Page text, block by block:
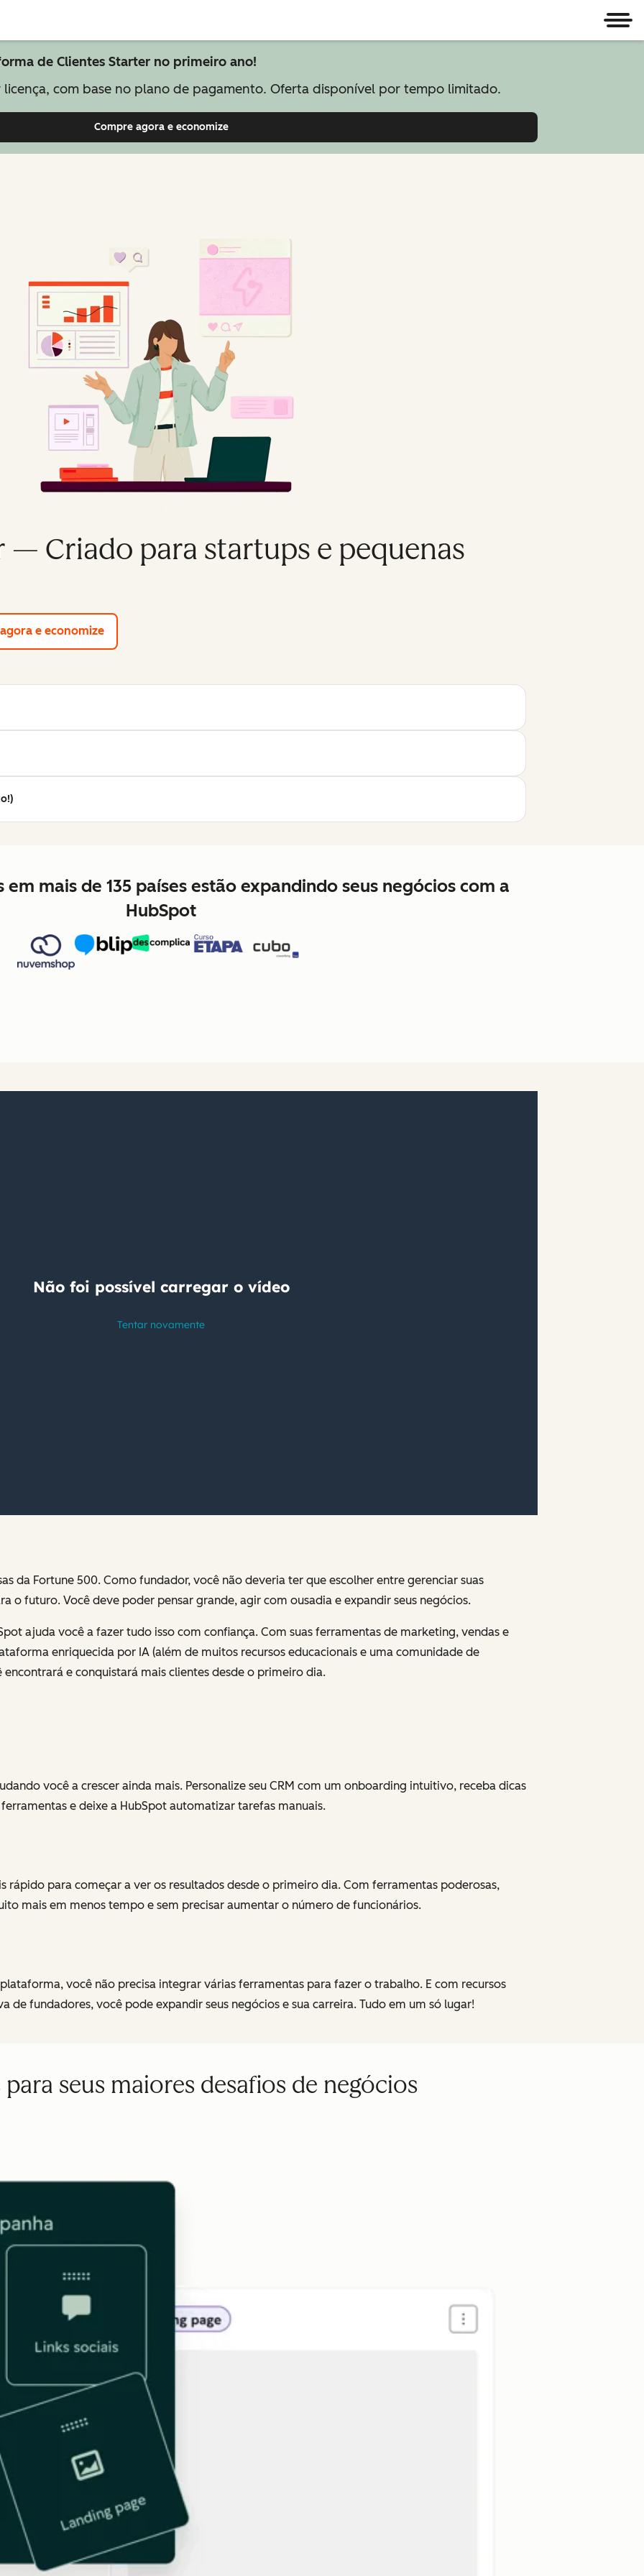
de Clientes Starter no primeiro ano!
licença, com base no plano de pagamento. Oferta disponível por tempo limitado.
Compre agora e economize
— Criado para startups e pequenas
free tools
e economize
mais de 135 países estão expandindo seus negócios com a
HubSpot
da Fortune 500. Como fundador, você não deveria ter que escolher entre gerenciar suas
o futuro. Você deve poder pensar grande, agir com ousadia e expandir seus negócios.
ajuda você a fazer tudo isso com confiança. Com suas ferramentas de marketing, vendas e
enriquecida por IA (além de muitos recursos educacionais e uma comunidade de
e conquistará mais clientes desde o primeiro dia.
você a crescer ainda mais. Personalize seu CRM com um onboarding intuitivo, receba dicas
e deixe a HubSpot automatizar tarefas manuais.
rápido para começar a ver os resultados desde o primeiro dia. Com ferramentas poderosas,
mais em menos tempo e sem precisar aumentar o número de funcionários.
você não precisa integrar várias ferramentas para fazer o trabalho. E com recursos
de fundadores, você pode expandir seus negócios e sua carreira. Tudo em um só lugar!
seus maiores desafios de negócios